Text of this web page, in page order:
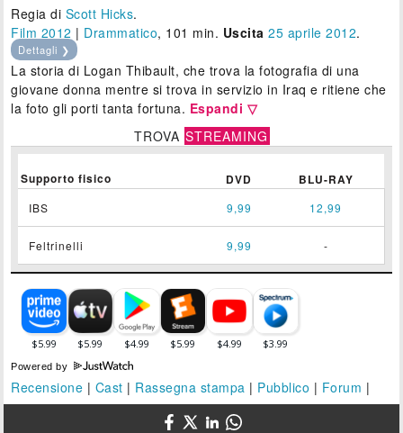
Regia di Scott Hicks.
Film 2012 | Drammatico, 101 min. Uscita 25 aprile 2012.
Dettagli ❯
La storia di Logan Thibault, che trova la fotografia di una
giovane donna mentre si trova in servizio in Iraq e ritiene che
la foto gli porti tanta fortuna. Espandi ▽
TROVA STREAMING
Supporto fisico DVD BLU-RAY
IBS 9,99 12,99
Feltrinelli 9,99 -
Powered by
Recensione | Cast | Rassegna stampa | Pubblico | Forum |